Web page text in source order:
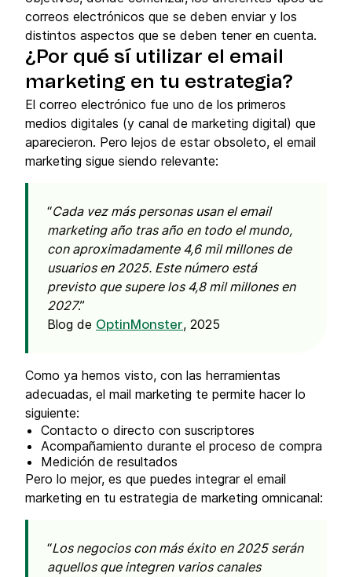
correos electrónicos que se deben enviar y los
distintos aspectos que se deben tener en cuenta.
¿Por qué sí utilizar el email
marketing en tu estrategia?
El correo electrónico fue uno de los primeros
medios digitales (y canal de marketing digital) que
aparecieron. Pero lejos de estar obsoleto, el email
marketing sigue siendo relevante:
Cada vez más personas usan el email
marketing año tras año en todo el mundo,
con aproximadamente 4,6 mil millones de
usuarios en 2025. Este número está
previsto que supere los 4,8 mil millones en
2027.
Blog de OptinMonster, 2025
Como ya hemos visto, con las herramientas
adecuadas, el mail marketing te permite hacer lo
siguiente:
Contacto o directo con suscriptores
Acompañamiento durante el proceso de compra
Medición de resultados
Pero lo mejor, es que puedes integrar el email
marketing en tu estrategia de marketing omnicanal:
Los negocios con más éxito en 2025 serán
aquellos que integren varios canales